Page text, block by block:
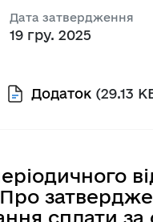
Дата затвердження
19 гру. 2025
Додаток (29.13
сплати